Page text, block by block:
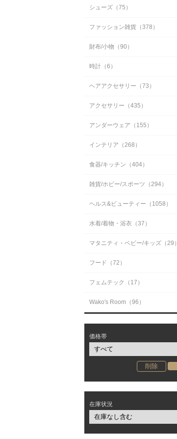
シューズ（75）
ファッション雑貨（378）
財布/小物（90）
時計（6）
ヘアアクセサリー（73）
アクセサリー（435）
アンダーウェア（155）
インテリア（268）
食器/キッチン（404）
雑貨/ホビー/スポーツ（294）
ヘルス&ビューティー（1058）
水着/着物・浴衣（37）
マタニティ・ベビー/キッズ（29）
フード（72）
フェムテック（17）
Wako's Room（96）
価格帯
在庫状況